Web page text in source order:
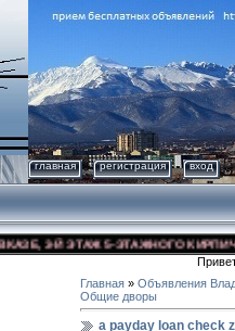
главная регистрация вход
3-Й ЭТАЖ 5-ЭТАЖНОГО
Главная » Объявления
Общие дворы
a payday loan check